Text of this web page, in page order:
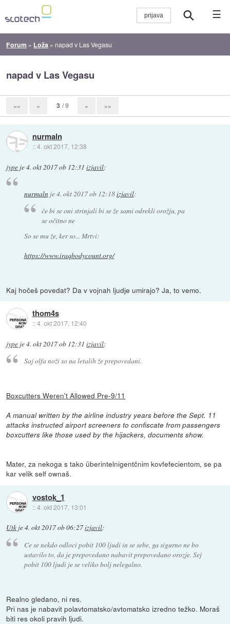
☰
Forum » Loža » napad v Las Vegasu
napad v Las Vegasu
«« « 3 / 9 » »»
nurmaln
::4. okt 2017, 12:38
jype je4. okt 2017 ob 12:31 izjavil:
nurmalnje4. okt 2017 ob 12:18izjavil:
če bi se oni strinjali bi se že sami odrekli orožju, pa
se očitno ne
So se mu že, ker so... Mrtvi:
https://www.iraqbodycount.org/
Kaj hočeš povedat? Da v vojnah ljudje umirajo? Ja, to vemo.
thom4s
::4. okt 2017, 12:40
jype je4. okt 2017 ob 12:31 izjavil:
Saj olfa noži so na letalih že prepovedani.
Boxcutters Weren't Allowed Pre-9/11
A manual written by the airline industry years before the Sept. 11
attacks instructed airport screeners to confiscate from passengers
boxcutters like those used by the hijackers, documents show.
Mater, za nekoga s tako überintelnigentčnim kovfefecientom, se pa
kar velik self ownaš.
vostok_1
::4. okt 2017, 13:01
Utk je4. okt 2017 ob 06:27izjavil:
Ce se nekdo odloci pobit 100 ljudi in se sebe, ga sigurno ne bo
ustavilo to, da je prepovedano nabavit prepovedano orozje. Sej
pobit 100 ljudi je se veliko bolj nelegalno.
Realno gledano, ni res.
Pri nas je nabavit polavtomatsko/avtomatsko izredno težko. Moraš
biti res okoli pravih ljudi.